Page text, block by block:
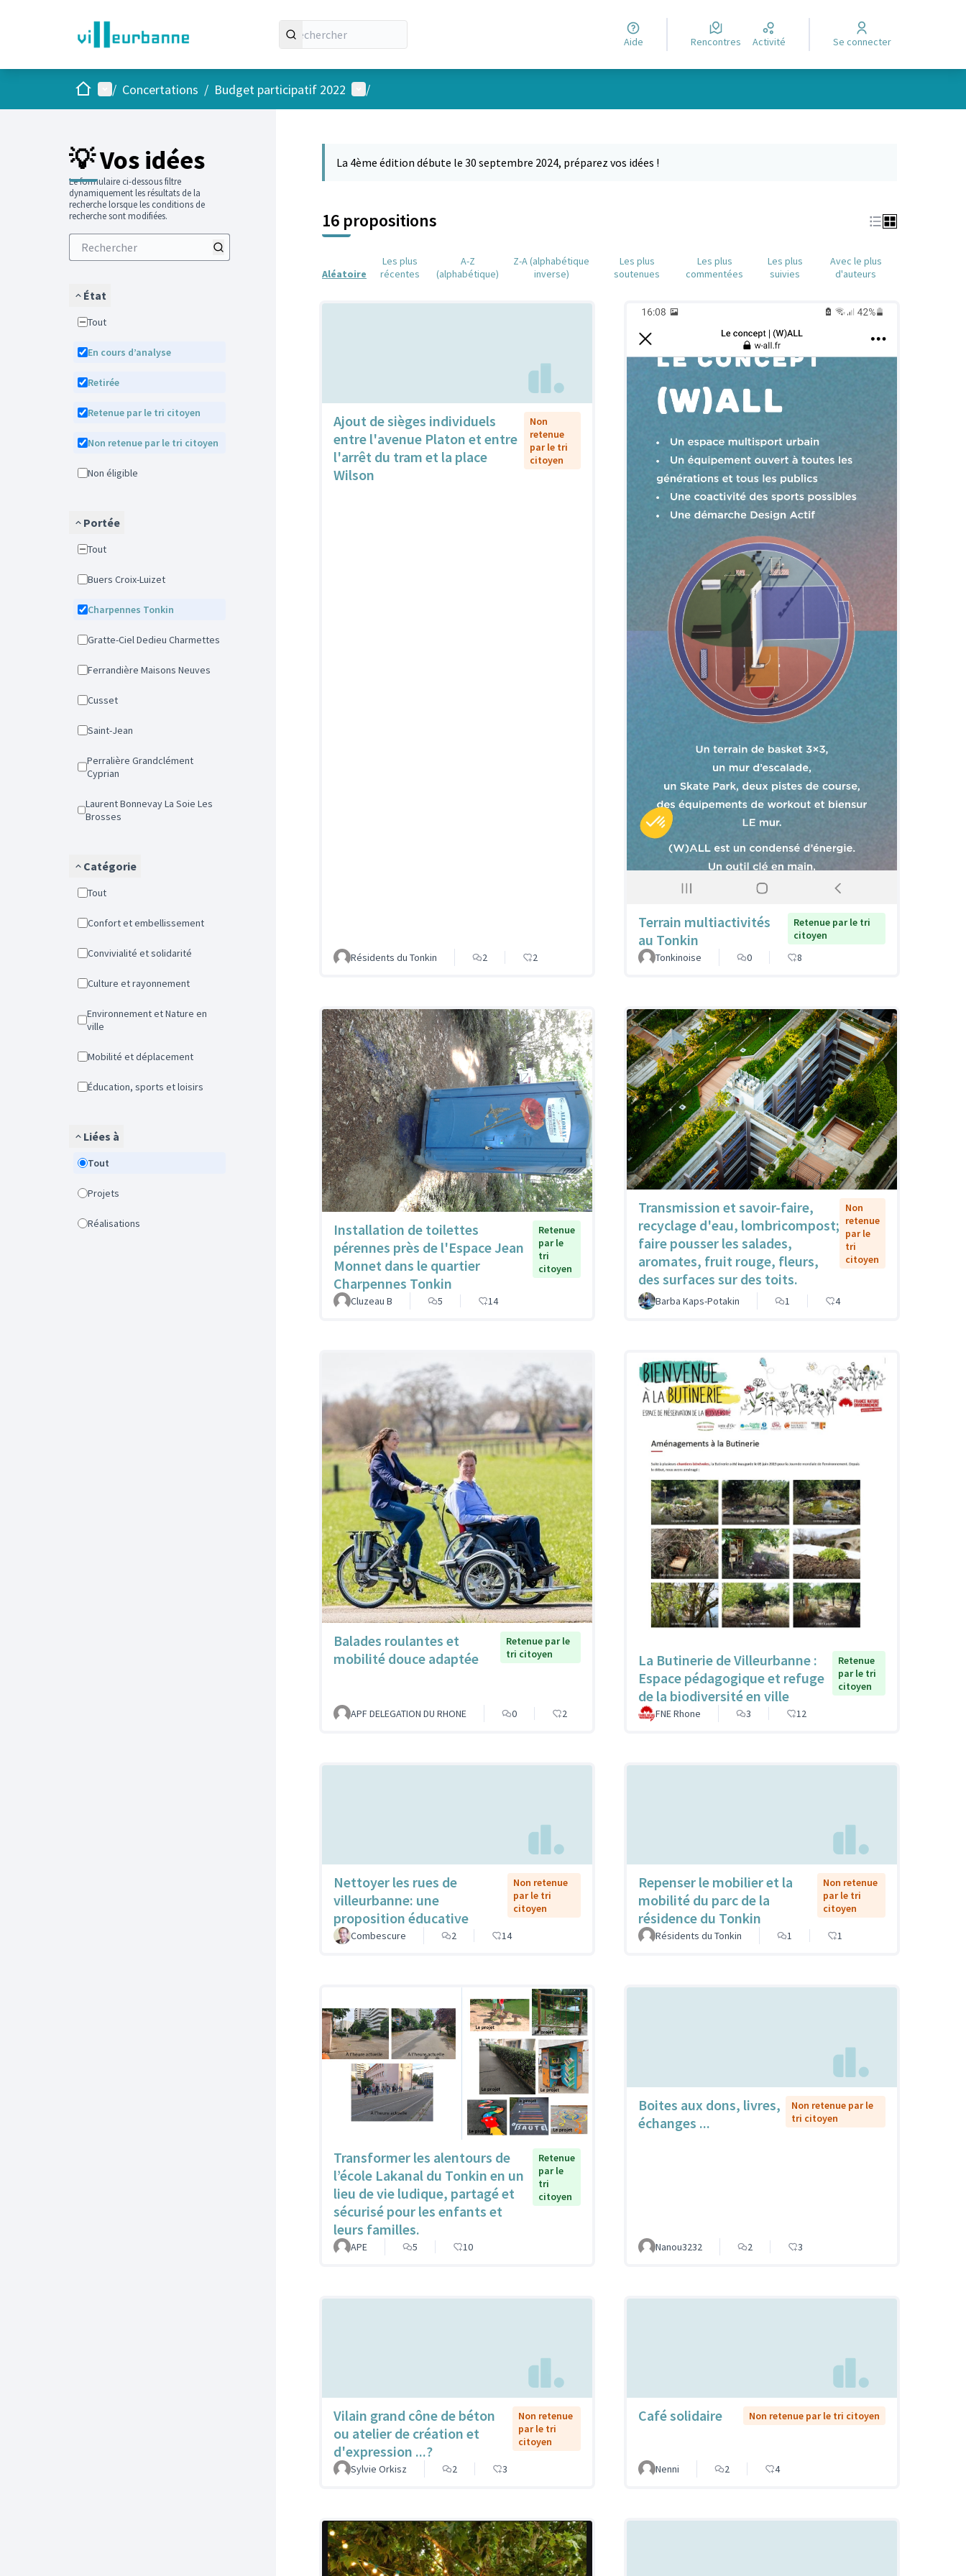
Aide Rencontres Activité Se connecter
AccueilMenu principal
/ Concertations / Budget participatif 2022 Menu utilisateur
/
💡 Vos idées
Le formulaire ci-dessous filtre
dynamiquement les résultats de la
recherche lorsque les conditions de
recherche sont modifiées.
État
Tout
En cours d’analyse
Retirée
Retenue par le tri citoyen
Non retenue par le tri citoyen
Non éligible
Portée
Tout
Buers Croix-Luizet
Charpennes Tonkin
Gratte-Ciel Dedieu Charmettes
Ferrandière Maisons Neuves
Cusset
Saint-Jean
Perralière Grandclément
Cyprian
Laurent Bonnevay La Soie Les
Brosses
Catégorie
Tout
Confort et embellissement
Convivialité et solidarité
Culture et rayonnement
Environnement et Nature en
ville
Mobilité et déplacement
Éducation, sports et loisirs
Liées à
Tout
Projets
Réalisations
La 4ème édition débute le 30 septembre 2024, préparez vos idées !
16 propositions
Aléatoire
Les plus
récentes
A-Z
(alphabétique)
Z-A (alphabétique
inverse)
Les plus
soutenues
Les plus
commentées
Les plus
suivies
Avec le plus
d'auteurs
Ajout de sièges individuels
entre l'avenue Platon et entre
l'arrêt du tram et la place
Wilson
Non
retenue
par le tri
citoyen
Résidents du Tonkin 2 2
Terrain multiactivités
au Tonkin
Retenue par le tri
citoyen
Tonkinoise
0 8
Installation de toilettes
pérennes près de l'Espace Jean
Monnet dans le quartier
Charpennes Tonkin
Retenue
par le
tri
citoyen
Cluzeau B 5 14
Transmission et savoir-faire,
recyclage d'eau, lombricompost;
faire pousser les salades,
aromates, fruit rouge, fleurs,
des surfaces sur des toits.
Non
retenue
par le
tri
citoyen
Barba Kaps-Potakin 1 4
Balades roulantes et
mobilité douce adaptée
Retenue par le
tri citoyen
APF DELEGATION DU RHONE 0 2
La Butinerie de Villeurbanne :
Espace pédagogique et refuge
de la biodiversité en ville
Retenue
par le tri
citoyen
FNE Rhone 3 12
Nettoyer les rues de
villeurbanne: une
proposition éducative
Non retenue
par le tri
citoyen
Combescure 2 14
Repenser le mobilier et la
mobilité du parc de la
résidence du Tonkin
Non retenue
par le tri
citoyen
Résidents du Tonkin 1 1
Transformer les alentours de
l’école Lakanal du Tonkin en un
lieu de vie ludique, partagé et
sécurisé pour les enfants et
leurs familles.
Retenue
par le
tri
citoyen
APE 5 10
Boites aux dons, livres,
échanges ...
Non retenue par le
tri citoyen
Nanou3232 2 3
Vilain grand cône de béton
ou atelier de création et
d'expression ...?
Non retenue
par le tri
citoyen
Sylvie Orkisz 2 3
Café solidaire Non retenue par le tri citoyen
Nenni 2 4